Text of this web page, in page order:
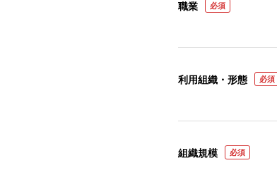
職業 必須
利用組織・形態 必須
組織規模 必須